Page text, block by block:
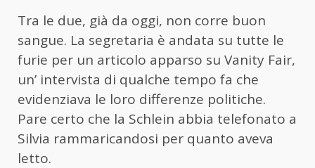
Tra le due, già da oggi, non corre buon
sangue. La segretaria è andata su tutte le
furie per un articolo apparso su Vanity Fair,
un’ intervista di qualche tempo fa che
evidenziava le loro differenze politiche.
Pare certo che la Schlein abbia telefonato a
Silvia rammaricandosi per quanto aveva
letto.